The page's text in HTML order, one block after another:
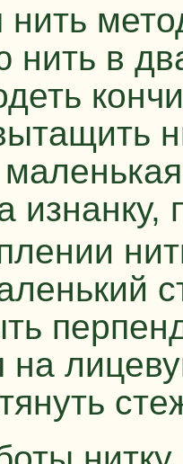
нить
нить в
изнанку,
на